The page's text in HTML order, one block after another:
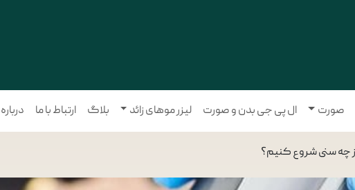
صورت ال پی جی بدن و صورت لیزر موهای زائد بلاگ ارتباط با ما
از چه سنی شروع کنیم؟